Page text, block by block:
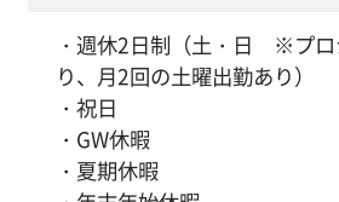
・週休2日制（土・日 ※プロ
り、月2回の土曜出勤あり）
・祝日
・GW休暇
・夏期休暇